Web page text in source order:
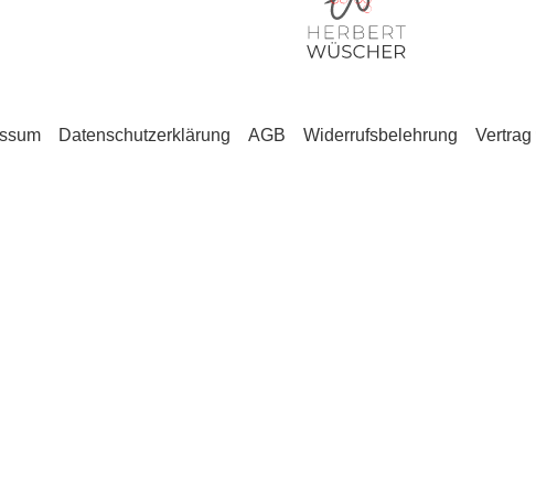
Datenschutzerklärung AGB Widerrufsbelehrung